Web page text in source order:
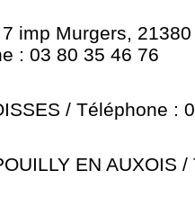
imp Murgers,
: 03 80 35 46 76
/ Téléphone :
EN AUXOIS